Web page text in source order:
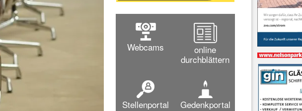
Webcams
online
durchblättern
Stellenportal Gedenkportal